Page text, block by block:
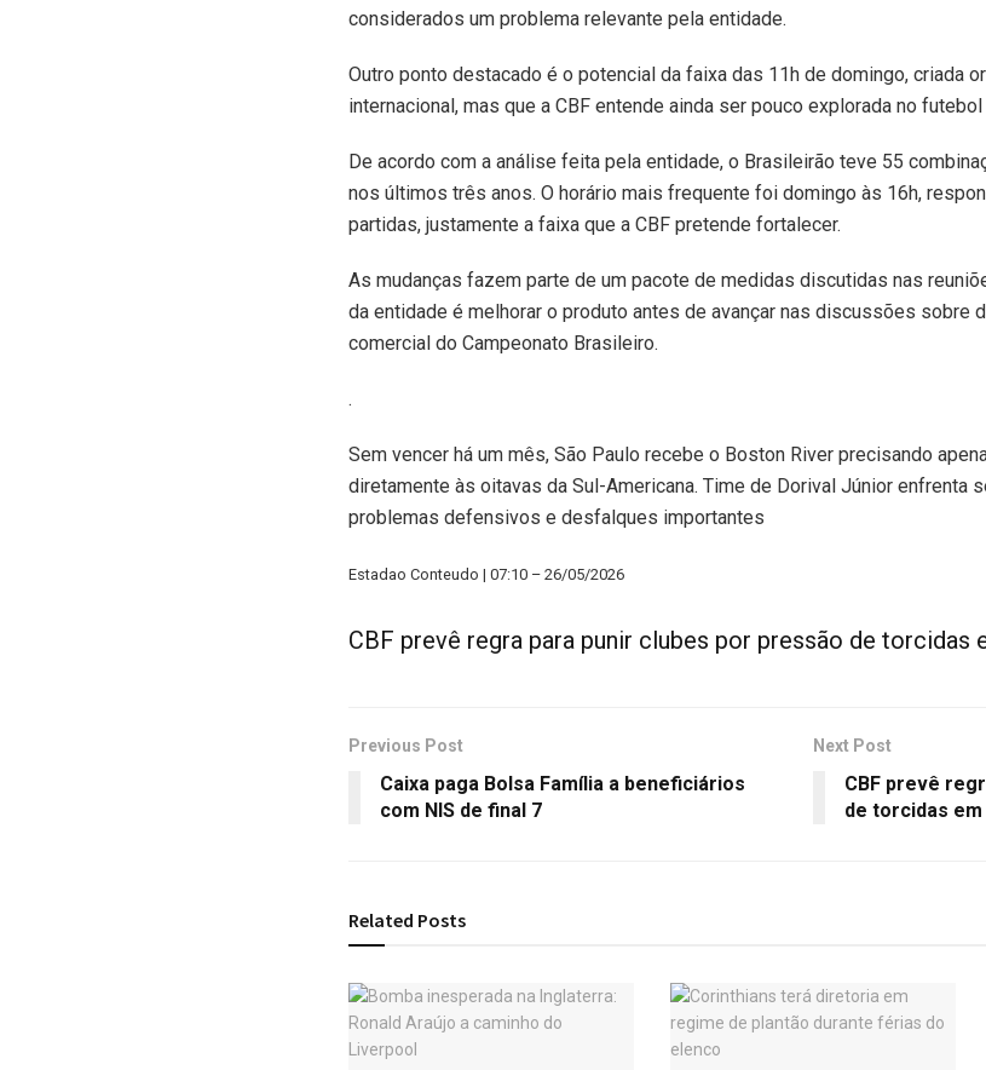
considerados um problema relevante pela entidade.
Outro ponto destacado é o potencial da faixa das 11h de domingo, criada
internacional, mas que a CBF entende ainda ser pouco explorada no
De acordo com a análise feita pela entidade, o Brasileirão teve 55
nos últimos três anos. O horário mais frequente foi domingo às 16h,
partidas, justamente a faixa que a CBF pretende fortalecer.
As mudanças fazem parte de um pacote de medidas discutidas nas
da entidade é melhorar o produto antes de avançar nas discussões sobre
comercial do Campeonato Brasileiro.
.
Sem vencer há um mês, São Paulo recebe o Boston River precisando
diretamente às oitavas da Sul-Americana. Time de Dorival Júnior enfrenta
problemas defensivos e desfalques importantes
Estadao Conteudo | 07:10 – 26/05/2026
CBF prevê regra para punir clubes por pressão de torcidas
Previous Post
Caixa paga Bolsa Família a beneficiários
com NIS de final 7
Next Post
CBF prevê
de torcidas
Related Posts